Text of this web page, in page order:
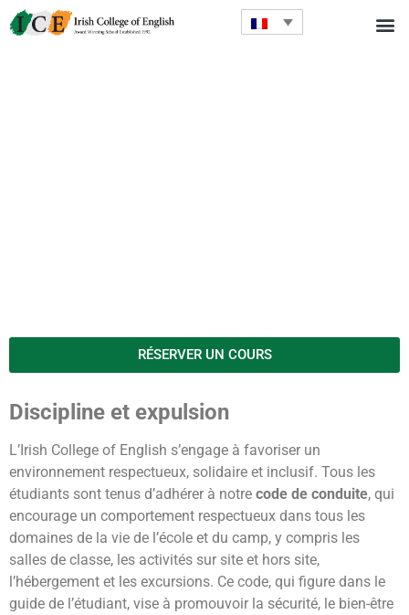
RÉSERVER UN COURS
Discipline et expulsion
L’Irish College of English s’engage à favoriser un
environnement respectueux, solidaire et inclusif. Tous les
étudiants sont tenus d’adhérer à notre code de conduite, qui
encourage un comportement respectueux dans tous les
domaines de la vie de l’école et du camp, y compris les
salles de classe, les activités sur site et hors site,
l’hébergement et les excursions. Ce code, qui figure dans le
guide de l’étudiant, vise à promouvoir la sécurité, le bien-être